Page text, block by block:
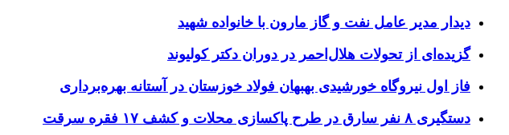
دیدار مدیر عامل نفت و گاز مارون با خانواده شهید
گزیده‌ای از تحولات هلال‌احمر در دوران دکتر کولیوند
فاز اول نیروگاه خورشیدی بهبهان فولاد خوزستان در آستانه بهره‌برداری
دستگیری ۸ نفر سارق در طرح پاکسازی محلات و کشف ۱۷ فقره سرقت